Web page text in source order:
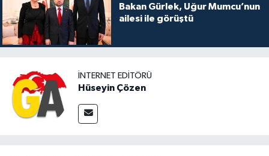
Bakan Gürlek, Uğur Mumcu’nun
ailesi ile görüştü
İNTERNET EDITÖRÜ
Hüseyin Çözen